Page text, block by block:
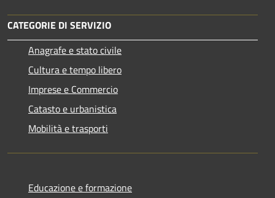
CATEGORIE DI SERVIZIO
Anagrafe e stato civile
Cultura e tempo libero
Imprese e Commercio
Catasto e urbanistica
Mobilità e trasporti
Educazione e formazione